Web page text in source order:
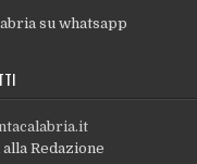
su whatsapp
Redazione